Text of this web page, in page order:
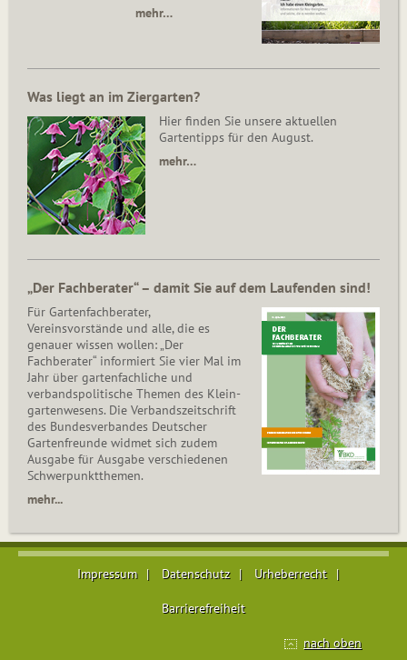
mehr…
Was liegt an im Ziergarten?
Hier finden Sie unsere aktuellen
Gartentipps für den August.
mehr…
„Der Fachberater“ – damit Sie auf dem Laufenden sind!
Für Gartenfachberater,
Vereinsvorstände und alle, die es
genauer wissen wollen: „Der
Fachberater“ informiert Sie vier Mal im
Jahr über gartenfachliche und
verbandspolitische Themen des Klein­
gar­ten­wesens. Die Ver­bands­zeit­schrift
des Bun­des­ver­ban­des Deutscher
Gartenfreunde widmet sich zudem
Ausgabe für Ausgabe verschiedenen
Schwer­punkt­the­men.
mehr...
Impressum Datenschutz Urheberrecht
Barrierefreiheit
nach oben